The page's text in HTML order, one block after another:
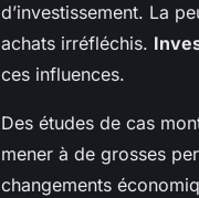
d’investissement. La
achats irréfléchis.
ces influences.
Des études de cas
mener à de grosses
changements